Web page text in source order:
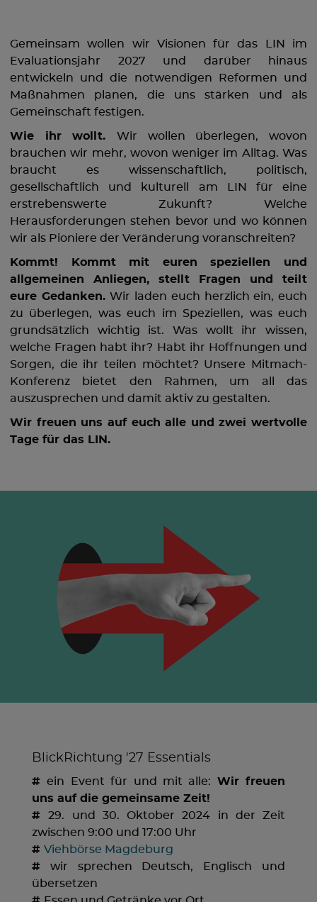
Gemeinsam wollen wir Visionen für das LIN im
Evaluationsjahr 2027 und darüber hinaus
entwickeln und die notwendigen Reformen und
Maßnahmen planen, die uns stärken und als
Gemeinschaft festigen.
Wie ihr wollt. Wir wollen überlegen, wovon
brauchen wir mehr, wovon weniger im Alltag. Was
braucht es wissenschaftlich, politisch,
gesellschaftlich und kulturell am LIN für eine
erstrebenswerte Zukunft? Welche
Herausforderungen stehen bevor und wo können
wir als Pioniere der Veränderung voranschreiten?
Kommt! Kommt mit euren speziellen und
allgemeinen Anliegen, stellt Fragen und teilt
eure Gedanken.Wir laden euch herzlich ein, euch
zu überlegen, was euch im Speziellen, was euch
grundsätzlich wichtig ist. Was wollt ihr wissen,
welche Fragen habt ihr? Habt ihr Hoffnungen und
Sorgen, die ihr teilen möchtet? Unsere Mitmach-
Konferenz bietet den Rahmen, um all das
auszusprechen und damit aktiv zu gestalten.
Wir freuen uns auf euch alle und zwei wertvolle
Tage für das LIN.
BlickRichtung '27 Essentials
#ein Event für und mit alle: Wir freuen
uns auf die gemeinsame Zeit!
#29. und 30. Oktober 2024 in der Zeit
zwischen 9:00 und 17:00 Uhr
# Viehbörse Magdeburg
# wir sprechen Deutsch, Englisch und
übersetzen